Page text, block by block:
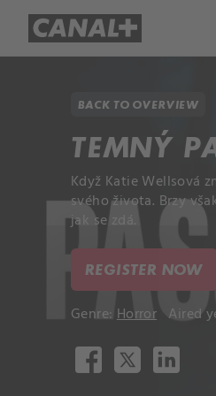
BACK TO OVERVIEW
TEMNÝ
Když Katie Wellsová
svého života. Brzy
jak se zdá.
REGISTER NOW
Genre: Horror Aired